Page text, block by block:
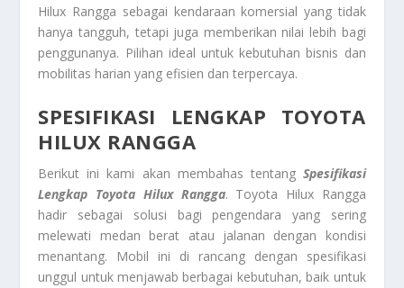
Hilux Rangga sebagai kendaraan komersial yang tidak
hanya tangguh, tetapi juga memberikan nilai lebih bagi
penggunanya. Pilihan ideal untuk kebutuhan bisnis dan
mobilitas harian yang efisien dan terpercaya.
SPESIFIKASI LENGKAP TOYOTA
HILUX RANGGA
Berikut ini kami akan membahas tentang Spesifikasi
Lengkap Toyota Hilux Rangga. Toyota Hilux Rangga
hadir sebagai solusi bagi pengendara yang sering
melewati medan berat atau jalanan dengan kondisi
menantang. Mobil ini di rancang dengan spesifikasi
unggul untuk menjawab berbagai kebutuhan, baik untuk